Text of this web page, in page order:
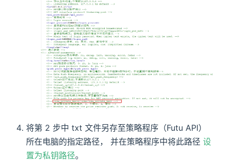
将第 2 步中 txt 文件另存至策略程序（Futu API）
所在电脑的指定路径， 并在策略程序中将此路径设
置为私钥路径。